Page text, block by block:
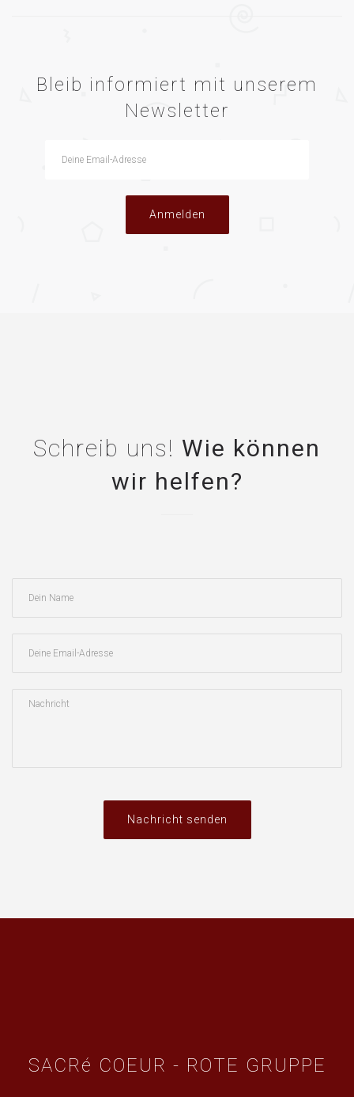
Bleib informiert mit unserem
Newsletter
Anmelden
Schreib uns! Wie können
wir helfen?
Nachricht senden
SACRé COEUR - ROTE GRUPPE